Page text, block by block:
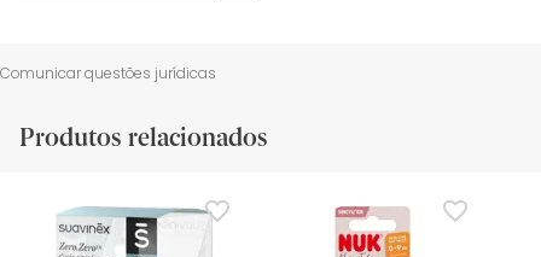
Comunicar questões jurídicas
Produtos relacionados